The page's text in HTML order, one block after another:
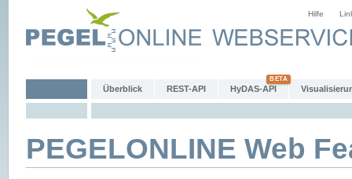
Hilfe
Überblick REST-API HyDAS-API
PEGELONLINE Web